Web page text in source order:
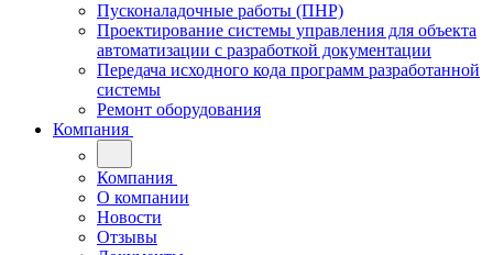
Пусконаладочные работы (ПНР)
Проектирование системы управления для объекта
автоматизации с разработкой документации
Передача исходного кода программ разработанной
системы
Ремонт оборудования
Компания
Компания
О компании
Новости
Отзывы